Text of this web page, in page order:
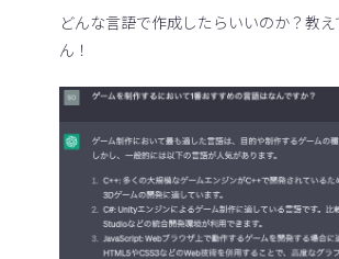
どんな言語で作成したらいいのか？教
ん！